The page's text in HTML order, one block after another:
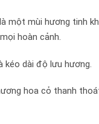
một mùi hương tinh
hoàn cảnh.
kéo dài độ lưu hương.
hoa cỏ thanh